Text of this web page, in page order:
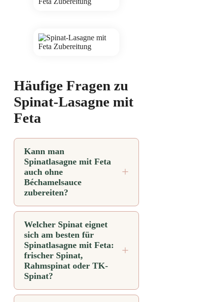
Häufige Fragen zu
Spinat-Lasagne mit
Feta
Kann man
Spinatlasagne mit Feta
auch ohne
Béchamelsauce
zubereiten?
Welcher Spinat eignet
sich am besten für
Spinatlasagne mit Feta:
frischer Spinat,
Rahmspinat oder TK-
Spinat?